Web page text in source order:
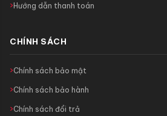
Hướng dẫn thanh toán
CHÍNH SÁCH
Chính sách bảo mật
Chính sách bảo hành
Chính sách đổi trả